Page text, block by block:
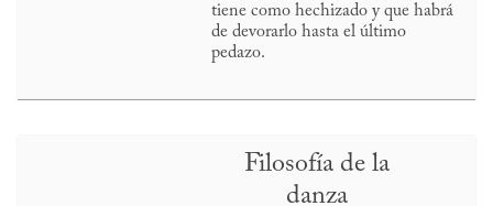
tiene como hechizado y que habrá
de devorarlo hasta el último
pedazo.
Filosofía de la
danza